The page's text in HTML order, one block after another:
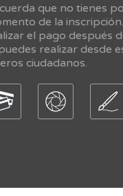
que no tienes
de la
el pago después
realizar desde
ciudadanos.